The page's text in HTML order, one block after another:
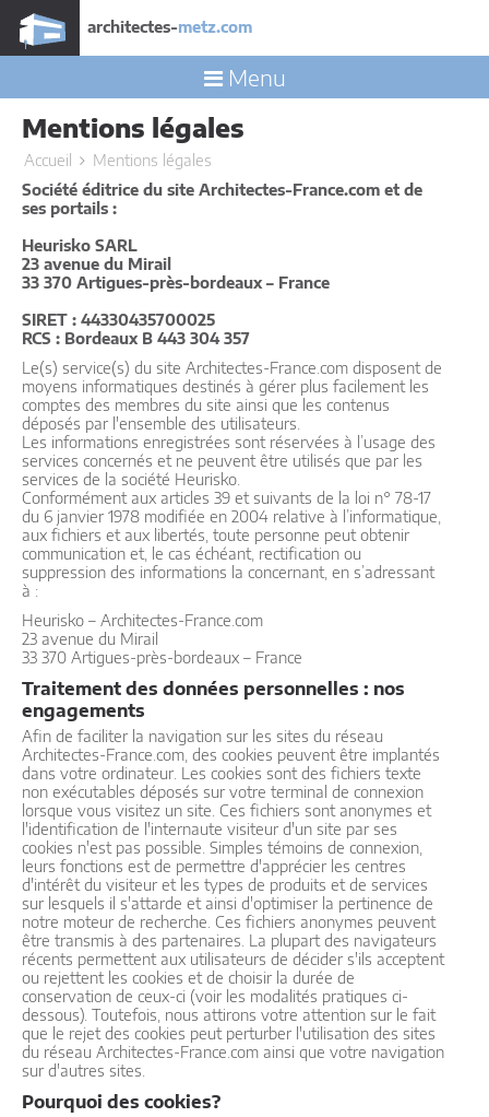
architectes-metz.com
Menu
Mentions légales
Accueil
Mentions légales
Société éditrice du site Architectes-France.com et de
ses portails :
Heurisko SARL
23 avenue du Mirail
33 370 Artigues-près-bordeaux – France
SIRET : 44330435700025
RCS : Bordeaux B 443 304 357
Le(s) service(s) du site Architectes-France.com disposent de
moyens informatiques destinés à gérer plus facilement les
comptes des membres du site ainsi que les contenus
déposés par l'ensemble des utilisateurs.
Les informations enregistrées sont réservées à l’usage des
services concernés et ne peuvent être utilisés que par les
services de la société Heurisko.
Conformément aux articles 39 et suivants de la loi n° 78-17
du 6 janvier 1978 modifiée en 2004 relative à l’informatique,
aux fichiers et aux libertés, toute personne peut obtenir
communication et, le cas échéant, rectification ou
suppression des informations la concernant, en s’adressant
à :
Heurisko – Architectes-France.com
23 avenue du Mirail
33 370 Artigues-près-bordeaux – France
Traitement des données personnelles : nos
engagements
Afin de faciliter la navigation sur les sites du réseau
Architectes-France.com, des cookies peuvent être implantés
dans votre ordinateur. Les cookies sont des fichiers texte
non exécutables déposés sur votre terminal de connexion
lorsque vous visitez un site. Ces fichiers sont anonymes et
l'identification de l'internaute visiteur d'un site par ses
cookies n'est pas possible. Simples témoins de connexion,
leurs fonctions est de permettre d'apprécier les centres
d'intérêt du visiteur et les types de produits et de services
sur lesquels il s'attarde et ainsi d'optimiser la pertinence de
notre moteur de recherche. Ces fichiers anonymes peuvent
être transmis à des partenaires. La plupart des navigateurs
récents permettent aux utilisateurs de décider s'ils acceptent
ou rejettent les cookies et de choisir la durée de
conservation de ceux-ci (voir les modalités pratiques ci-
dessous). Toutefois, nous attirons votre attention sur le fait
que le rejet des cookies peut perturber l'utilisation des sites
du réseau Architectes-France.com ainsi que votre navigation
sur d'autres sites.
Pourquoi des cookies?